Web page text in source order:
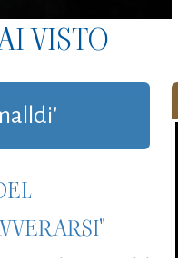
VISTO